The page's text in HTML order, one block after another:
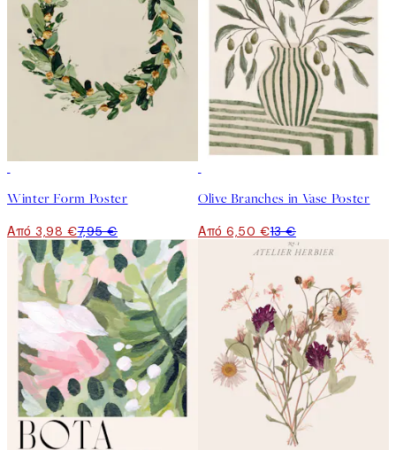
Winter Form Poster
Από 3,98 €7,95 €
Olive Branches in Vase Poster
Από 6,50 €13 €